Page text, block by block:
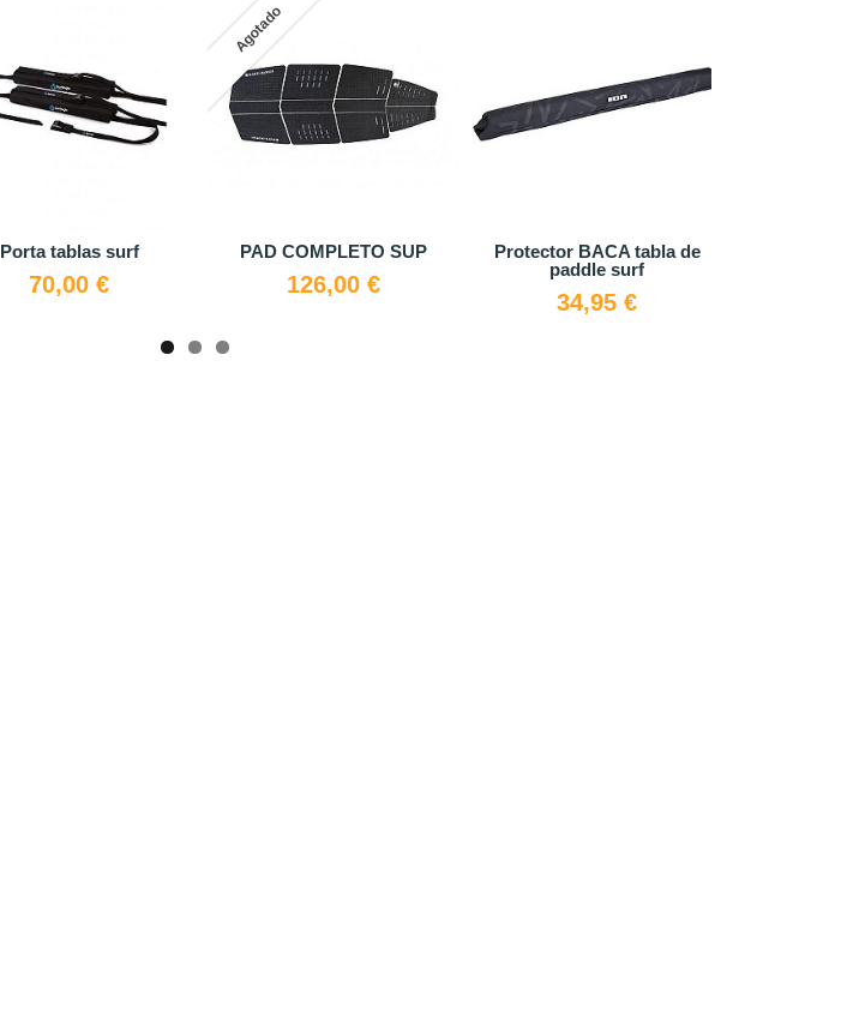
Porta tablas surf
70,00 €
Agotado
PAD COMPLETO SUP
126,00 €
Protector BACA tabla de
paddle surf
34,95 €